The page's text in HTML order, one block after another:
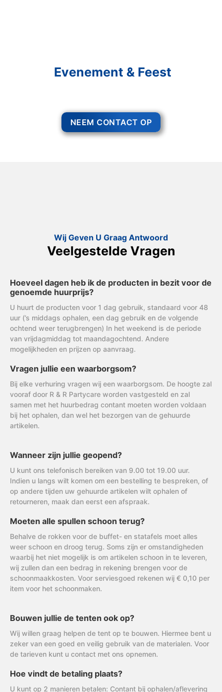
Evenement & Feest
NEEM CONTACT OP
Wij Geven U Graag Antwoord
Veelgestelde Vragen
Hoeveel dagen heb ik de producten in bezit voor de
genoemde huurprijs?
U huurt de producten voor 1 dag gebruik, standaard voor 48
uur (’s middags ophalen, een dag gebruik en de volgende
ochtend weer terugbrengen) In het weekend is de periode
van vrijdagmiddag tot maandagochtend. Andere
mogelijkheden en prijzen op aanvraag.
Vragen jullie een waarborgsom?
Bij elke verhuring vragen wij een waarborgsom. De hoogte zal
vooraf door R & R Partycare worden vastgesteld en zal
samen met het huurbedrag contant moeten worden voldaan
bij het ophalen, dan wel het bezorgen van de gehuurde
artikelen.
Wanneer zijn jullie geopend?
U kunt ons telefonisch bereiken van 9.00 tot 19.00 uur.
Indien u langs wilt komen om een bestelling te bespreken, of
op andere tijden uw gehuurde artikelen wilt ophalen of
retourneren, maak dan eerst een afspraak.
Moeten alle spullen schoon terug?
Behalve de rokken voor de buffet- en statafels moet alles
weer schoon en droog terug. Soms zijn er omstandigheden
waarbij het niet mogelijk is om artikelen schoon in te leveren,
wij zullen dan een bedrag in rekening brengen voor de
schoonmaakkosten. Voor serviesgoed rekenen wij € 0,10 per
item voor het schoonmaken.
Bouwen jullie de tenten ook op?
Wij willen graag helpen de tent op te bouwen. Hiermee bent u
zeker van een goed en veilig gebruik van de materialen. Voor
de tarieven kunt u contact met ons opnemen.
Hoe vindt de betaling plaats?
U kunt op 2 manieren betalen: Contant bij ophalen/aflevering